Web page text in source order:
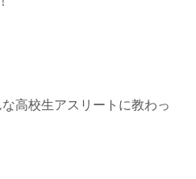
高校生アスリートに教わっ